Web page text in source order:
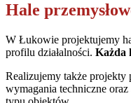
Hale
W Łukowie projektujemy
profilu działalności. Każda
Realizujemy także projekty
wymagania techniczne